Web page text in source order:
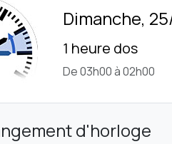
Dimanche,
1 heure dos
De 03h00 à 02h00
d'horloge